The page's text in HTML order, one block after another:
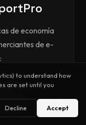
de economía
de e-
sin
to understand how
are set until you
Decline
Accept